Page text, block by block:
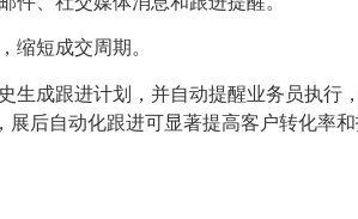
缩短成交周期。
生成跟进计划，并自动提醒业务员执行
后自动化跟进可显著提高客户转化率和